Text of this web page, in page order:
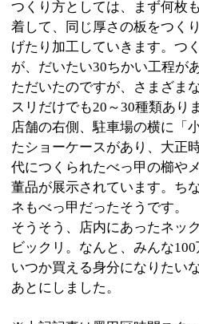
ジャンル : ●伝統工芸・文化
TEL : 03-3625-5875
定休日 土曜・日曜・祝日
最寄駅 :
所在地 : 墨田区横網2-5-5